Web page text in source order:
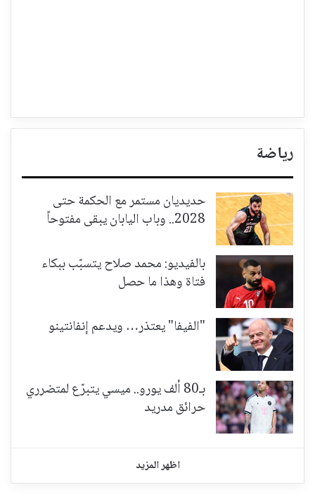
رياضة
حديديان مستمر مع الحكمة حتى
2028.. وباب اليابان يبقى مفتوحاً
بالفيديو: محمد صلاح يتسبّب ببكاء
فتاة وهذا ما حصل
"الفيفا" يعتذر… ويدعم إنفانتينو
بـ80 ألف يورو.. ميسي يتبرّع لمتضرري
حرائق مدريد
اظهر المزيد